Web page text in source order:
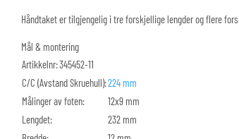
Håndtaket er tilgjengelig i tre forskjellige lengder og flere
Mål & montering
Artikkelnr:345452-11
C/C (Avstand Skruehull):224 mm
Målinger av foten:
12x9 mm
Lengdet:
232 mm